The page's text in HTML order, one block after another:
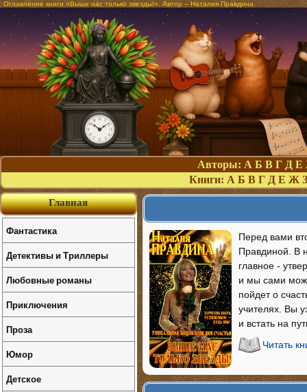
Оглавление книги «Выше нас только звезды!». Автор – Наталия Правдина
Авторы: А Б В Г Д Е
Книги: А Б В Г Д Е Ж З
Перед вами
Правдиной. В
главное -
и мы сами
пойдет о
учителях. Вы
и встать на
Читать
Главная
Фантастика
Детективы и Триллеры
Любовные романы
Приключения
Проза
Юмор
Детское